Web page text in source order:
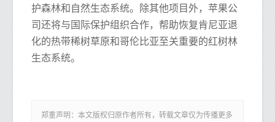
护森林和自然生态系统。除其他项目外，苹果公
司还将与国际保护组织合作，帮助恢复肯尼亚退
化的热带稀树草原和哥伦比亚至关重要的红树林
生态系统。
郑重声明：本文版权归原作者所有，转载文章仅为传播更多